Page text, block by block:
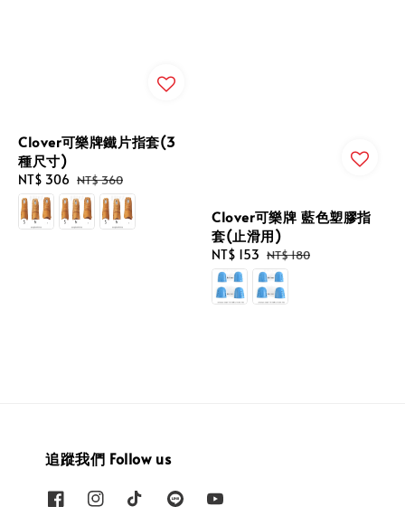
Clover可樂牌鐵片指套(3
種尺寸)
Sale
price
NT$ 306 Regular
price
NT$ 360
Clover可樂牌 藍色塑膠指
套(止滑用)
Sale
price
NT$ 153 Regular
price
NT$ 180
追蹤我們 Follow us